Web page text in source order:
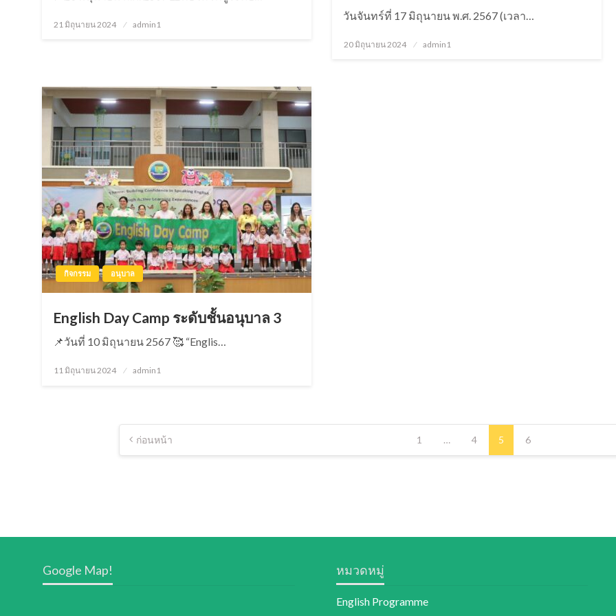
Posted
21 มิถุนายน 2024 admin1
วันจันทร์ที่ 17 มิถุนายน พ.ศ. 2567 (เวลา…
Posted
20 มิถุนายน 2024 admin1
กิจกรรม อนุบาล
English Day Camp ระดับชั้นอนุบาล 3
📌วันที่ 10 มิถุนายน 2567 🥰 “Englis…
Posted
11 มิถุนายน 2024 admin1
แนะแนว
ก่อนหน้า 1 … 4 5 6
Google Map! หมวดหมู่
English Programme